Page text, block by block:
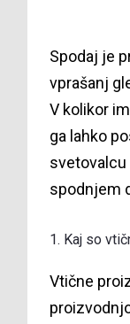
Spodaj je
vprašanj
V kolikor
ga lahko
svetovalcu
spodnjem
1. Kaj so
Vtične